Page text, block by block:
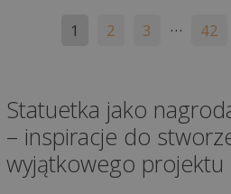
1 2 3 … 42
Statuetka jako
– inspiracje do
wyjątkowego projektu